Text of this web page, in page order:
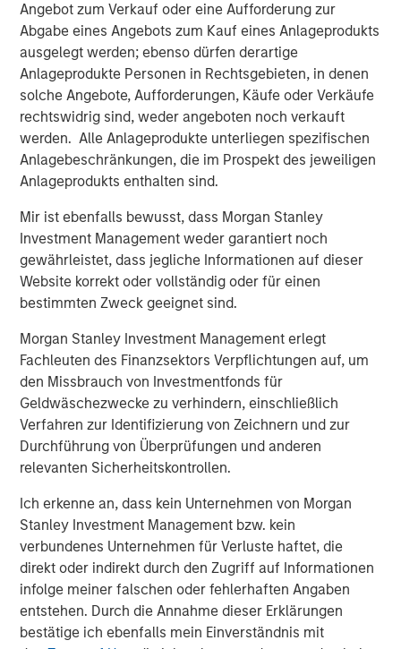
Angebot zum Verkauf oder eine Aufforderung zur
Abgabe eines Angebots zum Kauf eines Anlageprodukts
ausgelegt werden; ebenso dürfen derartige
Anlageprodukte Personen in Rechtsgebieten, in denen
solche Angebote, Aufforderungen, Käufe oder Verkäufe
rechtswidrig sind, weder angeboten noch verkauft
werden. Alle Anlageprodukte unterliegen spezifischen
Anlagebeschränkungen, die im Prospekt des jeweiligen
Anlageprodukts enthalten sind.
Mir ist ebenfalls bewusst, dass Morgan Stanley
Investment Management weder garantiert noch
gewährleistet, dass jegliche Informationen auf dieser
Website korrekt oder vollständig oder für einen
bestimmten Zweck geeignet sind.
Morgan Stanley Investment Management erlegt
Fachleuten des Finanzsektors Verpflichtungen auf, um
den Missbrauch von Investmentfonds für
Geldwäschezwecke zu verhindern, einschließlich
Verfahren zur Identifizierung von Zeichnern und zur
Durchführung von Überprüfungen und anderen
relevanten Sicherheitskontrollen.
Ich erkenne an, dass kein Unternehmen von Morgan
Stanley Investment Management bzw. kein
verbundenes Unternehmen für Verluste haftet, die
direkt oder indirekt durch den Zugriff auf Informationen
infolge meiner falschen oder fehlerhaften Angaben
entstehen. Durch die Annahme dieser Erklärungen
bestätige ich ebenfalls mein Einverständnis mit
Counterpoint Global
Counterpoint Global’s culture fosters collaboration,
creativity, continued development and differentiated
thinking.
Ähnliche Einblicke
CONSILIENT OBSERVER
The Wisdom of Crowds in Markets: Crowd
Behavior in Prediction, Betting, and Stock
Markets
CONSILIENT OBSERVER
Opportunities and Expectations: The Present
Value of Growth Opportunities in Valuation
CONSILIENT OBSERVER
Bayes and Base Rates 2.0: How History Can
Guide Our Assessment of the Future
The Authors